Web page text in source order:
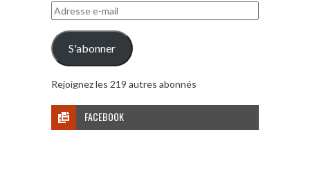
Adresse
e-
mail
S'abonner
Rejoignez les 219 autres abonnés
FACEBOOK